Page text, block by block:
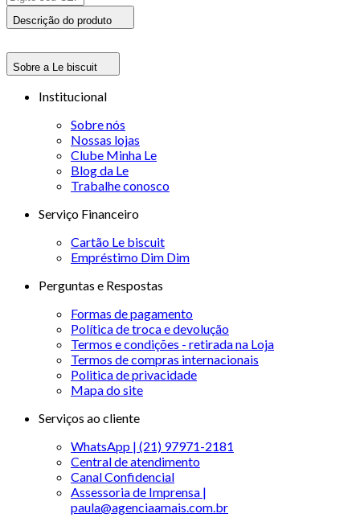
Descrição do produto
Sobre a Le biscuit
Institucional
Sobre nós
Nossas lojas
Clube Minha Le
Blog da Le
Trabalhe conosco
Serviço Financeiro
Cartão Le biscuit
Empréstimo Dim Dim
Perguntas e Respostas
Formas de pagamento
Política de troca e devolução
Termos e condições - retirada na Loja
Termos de compras internacionais
Politica de privacidade
Mapa do site
Serviços ao cliente
WhatsApp | (21) 97971-2181
Central de atendimento
Canal Confidencial
Assessoria de Imprensa |
paula@agenciaamais.com.br